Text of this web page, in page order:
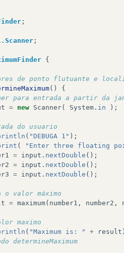
;
;
{
de ponto flutuante e
()
{
para entrada a partir da
= new Scanner( System . in );
do usuario
( "DEBUGA 1" );
(
"Enter three floating
= input . nextDouble ();
= input . nextDouble ();
= input . nextDouble ();
valor máximo
= maximum( number1 , number2 ,
maximo
( "Maximum is: " + result
determineMaximum